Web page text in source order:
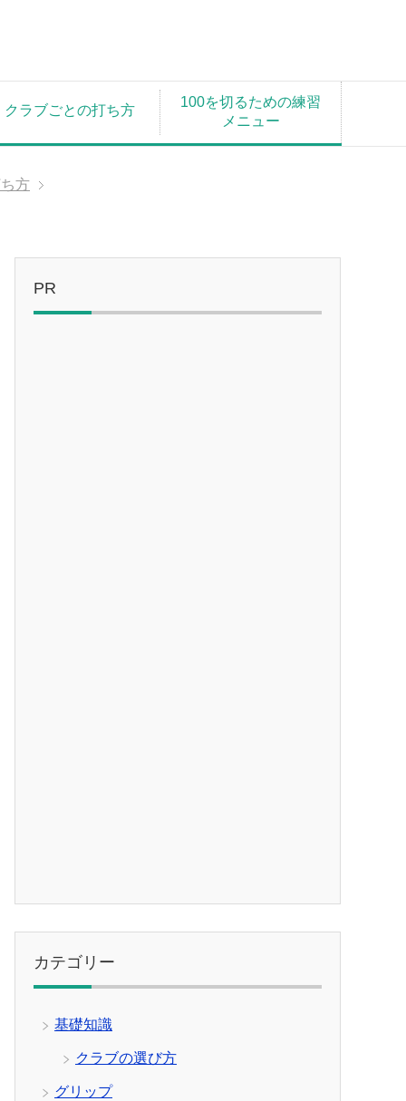
クラブごとの打ち方
100を切るための練習
メニュー
方
PR
カテゴリー
基礎知識
クラブの選び方
グリップ